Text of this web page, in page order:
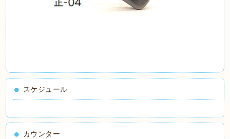
スケジュール
カウンター